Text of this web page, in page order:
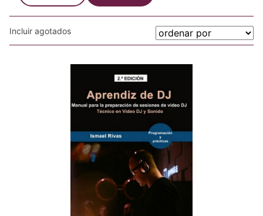
Incluir agotados